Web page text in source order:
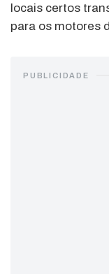
locais certos
para os motores
PUBLICIDADE